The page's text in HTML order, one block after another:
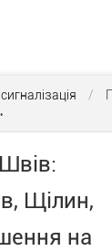
/
Щілин,
на